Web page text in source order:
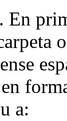
En
a: